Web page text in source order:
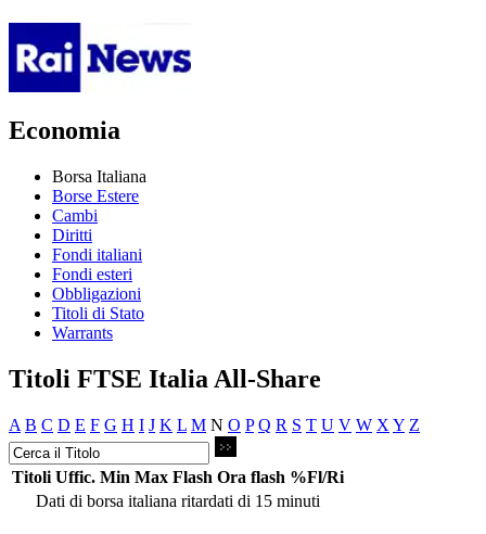
Economia
Borsa Italiana
Borse Estere
Cambi
Diritti
Fondi italiani
Fondi esteri
Obbligazioni
Titoli di Stato
Warrants
Titoli FTSE Italia All-Share
A B C D E F G H I J K L M N O P Q R S T U V W X Y Z
Titoli Uffic. Min Max Flash Ora flash %Fl/Ri
Dati di borsa italiana ritardati di 15 minuti